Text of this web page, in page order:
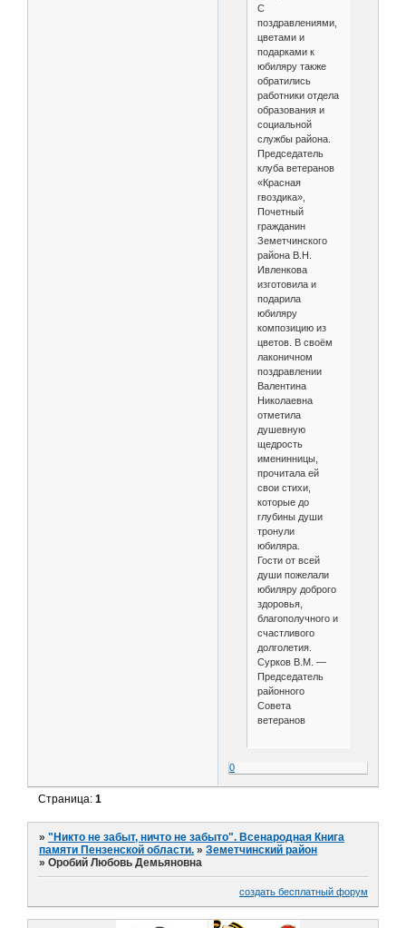
С
поздравлениями,
цветами и
подарками к
юбиляру также
обратились
работники отдела
образования и
социальной
службы района.
Председатель
клуба ветеранов
«Красная
гвоздика»,
Почетный
гражданин
Земетчинского
района В.Н.
Ивленкова
изготовила и
подарила
юбиляру
композицию из
цветов. В своём
лаконичном
поздравлении
Валентина
Николаевна
отметила
душевную
щедрость
именинницы,
прочитала ей
свои стихи,
которые до
глубины души
тронули
юбиляра.
Гости от всей
души пожелали
юбиляру доброго
здоровья,
благополучного и
счастливого
долголетия.
Сурков В.М. —
Председатель
районного
Совета
ветеранов
0
Страница:1
»"Никто не забыт, ничто не забыто". Всенародная Книга
памяти Пензенской области. »Земетчинский район
»Оробий Любовь Демьяновна
создать бесплатный форум